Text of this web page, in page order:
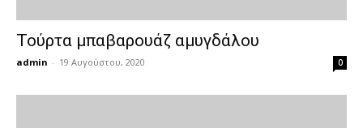
Τούρτα μπαβαρουάζ αμυγδάλου
admin - 19 Αυγούστου, 2020 0